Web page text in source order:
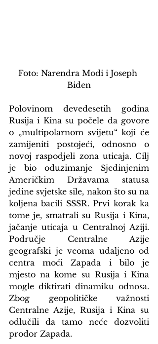
Foto: Narendra Modi i Joseph
Biden
Polovinom devedesetih godina
Rusija i Kina su počele da govore
o „multipolarnom svijetu“ koji će
zamijeniti postojeći, odnosno o
novoj raspodjeli zona uticaja. Cilj
je bio oduzimanje Sjedinjenim
Američkim Državama statusa
jedine svjetske sile, nakon što su na
koljena bacili SSSR. Prvi korak ka
tome je, smatrali su Rusija i Kina,
jačanje uticaja u Centralnoj Aziji.
Područje Centralne Azije
geografski je veoma udaljeno od
centra moći Zapada i bilo je
mjesto na kome su Rusija i Kina
mogle diktirati dinamiku odnosa.
Zbog geopolitičke važnosti
Centralne Azije, Rusija i Kina su
odlučili da tamo neće dozvoliti
prodor Zapada.